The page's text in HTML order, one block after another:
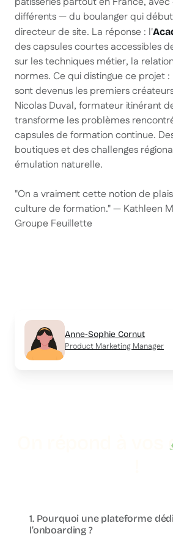
différents — du boulanger qui
directeur de site. La réponse : l'
des capsules courtes accessibles
sur les techniques métier, la
normes. Ce qui distingue ce projet
sont devenus les premiers
Nicolas Duval, formateur itinérant
transforme les problèmes
capsules de formation continue.
boutiques et des challenges
émulation naturelle.
"On a vraiment cette notion de
culture de formation."— Kathleen
Groupe Feuillette
Anne-Sophie Cornut
Product Marketing Manager
1. Pourquoi une plateforme
l’onboarding ?